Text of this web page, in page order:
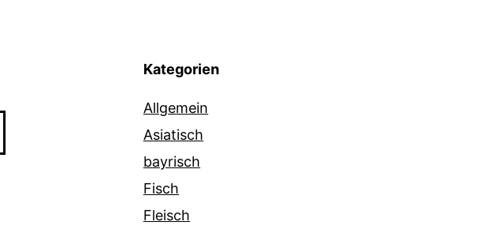
Kategorien
Allgemein
Asiatisch
bayrisch
Fisch
Fleisch